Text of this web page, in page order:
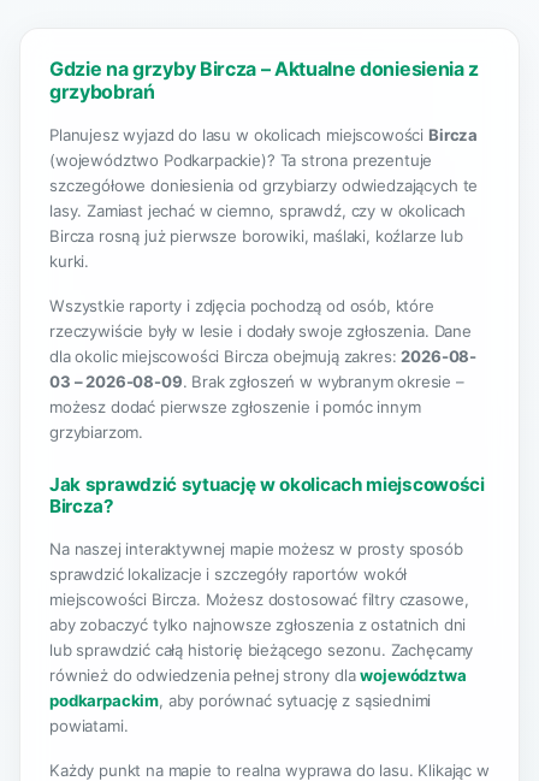
Gdzie na grzyby Bircza – Aktualne doniesienia z
grzybobrań
Planujesz wyjazd do lasu w okolicach miejscowości Bircza
(województwo Podkarpackie)? Ta strona prezentuje
szczegółowe doniesienia od grzybiarzy odwiedzających te
lasy. Zamiast jechać w ciemno, sprawdź, czy w okolicach
Bircza rosną już pierwsze borowiki, maślaki, koźlarze lub
kurki.
Wszystkie raporty i zdjęcia pochodzą od osób, które
rzeczywiście były w lesie i dodały swoje zgłoszenia. Dane
dla okolic miejscowości Bircza obejmują zakres: 2026-08-
03 – 2026-08-09. Brak zgłoszeń w wybranym okresie –
możesz dodać pierwsze zgłoszenie i pomóc innym
grzybiarzom.
Jak sprawdzić sytuację w okolicach miejscowości
Bircza?
Na naszej interaktywnej mapie możesz w prosty sposób
sprawdzić lokalizacje i szczegóły raportów wokół
miejscowości Bircza. Możesz dostosować filtry czasowe,
aby zobaczyć tylko najnowsze zgłoszenia z ostatnich dni
lub sprawdzić całą historię bieżącego sezonu. Zachęcamy
również do odwiedzenia pełnej strony dlawojewództwa
podkarpackim, aby porównać sytuację z sąsiednimi
powiatami.
Każdy punkt na mapie to realna wyprawa do lasu. Klikając w